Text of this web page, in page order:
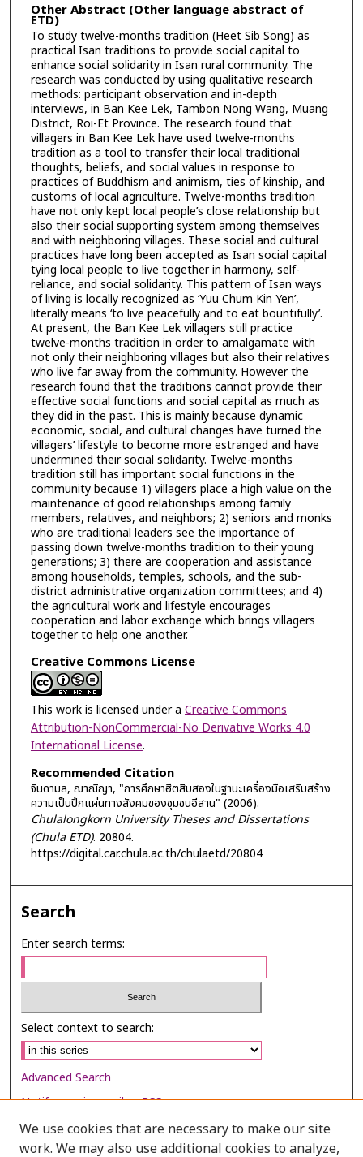
Other Abstract (Other language abstract of
ETD)
To study twelve-months tradition (Heet Sib Song) as
practical Isan traditions to provide social capital to
enhance social solidarity in Isan rural community. The
research was conducted by using qualitative research
methods: participant observation and in-depth
interviews, in Ban Kee Lek, Tambon Nong Wang, Muang
District, Roi-Et Province. The research found that
villagers in Ban Kee Lek have used twelve-months
tradition as a tool to transfer their local traditional
thoughts, beliefs, and social values in response to
practices of Buddhism and animism, ties of kinship, and
customs of local agriculture. Twelve-months tradition
have not only kept local people’s close relationship but
also their social supporting system among themselves
and with neighboring villages. These social and cultural
practices have long been accepted as Isan social capital
tying local people to live together in harmony, self-
reliance, and social solidarity. This pattern of Isan ways
of living is locally recognized as ‘Yuu Chum Kin Yen’,
literally means ‘to live peacefully and to eat bountifully’.
At present, the Ban Kee Lek villagers still practice
twelve-months tradition in order to amalgamate with
not only their neighboring villages but also their relatives
who live far away from the community. However the
research found that the traditions cannot provide their
effective social functions and social capital as much as
they did in the past. This is mainly because dynamic
economic, social, and cultural changes have turned the
villagers’ lifestyle to become more estranged and have
undermined their social solidarity. Twelve-months
tradition still has important social functions in the
community because 1) villagers place a high value on the
maintenance of good relationships among family
members, relatives, and neighbors; 2) seniors and monks
who are traditional leaders see the importance of
passing down twelve-months tradition to their young
generations; 3) there are cooperation and assistance
among households, temples, schools, and the sub-
district administrative organization committees; and 4)
the agricultural work and lifestyle encourages
cooperation and labor exchange which brings villagers
together to help one another.
Creative Commons License
This work is licensed under a Creative Commons
Attribution-NonCommercial-No Derivative Works 4.0
International License.
Recommended Citation
จินดามล, ฌาณิญา, "การศึกษาฮีตสิบสองในฐานะเครื่องมือเสริมสร้าง
ความเป็นปึกแผ่นทางสังคมของชุมชนอีสาน" (2006).
Chulalongkorn University Theses and Dissertations
(Chula ETD). 20804.
https://digital.car.chula.ac.th/chulaetd/20804
Search
Enter search terms:
Select context to search:
Advanced Search
Notify me via email orRSS
Browse
We use cookies that are necessary to make our site
work. We may also use additional cookies to analyze,